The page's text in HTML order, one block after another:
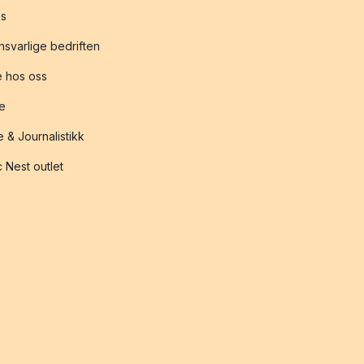
bedriften
hos oss
& Journalistikk
Nest outlet